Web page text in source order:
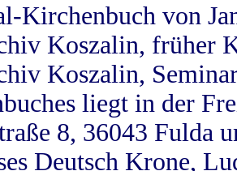
Kirchenbuch von
Koszalin, früher
Koszalin,
liegt in der
8, 36043 Fulda
Deutsch Krone,